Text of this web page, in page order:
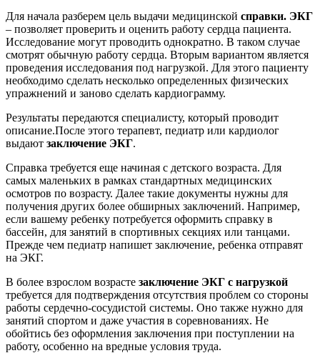
Для начала разберем цель выдачи медицинской справки. ЭКГ
– позволяет проверить и оценить работу сердца пациента.
Исследование могут проводить однократно. В таком случае
смотрят обычную работу сердца. Вторым вариантом является
проведения исследования под нагрузкой. Для этого пациенту
необходимо сделать несколько определенных физических
упражнений и заново сделать кардиограмму.
Результаты передаются специалисту, который проводит
описание.После этого терапевт, педиатр или кардиолог
выдают заключение ЭКГ.
Справка требуется еще начиная с детского возраста. Для
самых маленьких в рамках стандартных медицинских
осмотров по возрасту. Далее такие документы нужны для
получения других более обширных заключений. Например,
если вашему ребенку потребуется оформить справку в
бассейн, для занятий в спортивных секциях или танцами.
Прежде чем педиатр напишет заключение, ребенка отправят
на ЭКГ.
В более взрослом возрасте заключение ЭКГ с нагрузкой
требуется для подтверждения отсутствия проблем со стороны
работы сердечно-сосудистой системы. Оно также нужно для
занятий спортом и даже участия в соревнованиях. Не
обойтись без оформления заключения при поступлении на
работу, особенно на вредные условия труда.